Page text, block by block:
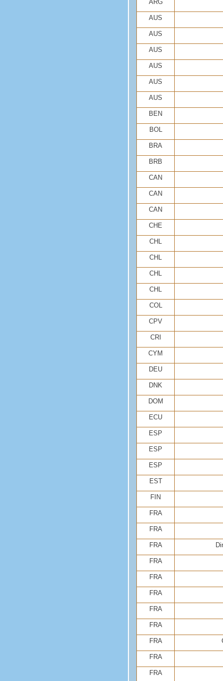
ARG
AUS
AUS
AUS
AUS
AUS
AUS
BEN
BOL
BRA
BRB
CAN
CAN
CAN
CHE
CHL
CHL
CHL
CHL
COL
CPV
CRI
CYM
DEU
DNK
DOM
ECU
ESP
ESP
ESP
EST
FIN
FRA
FRA
FRA
FRA
FRA
FRA
FRA
FRA
FRA
FRA
FRA